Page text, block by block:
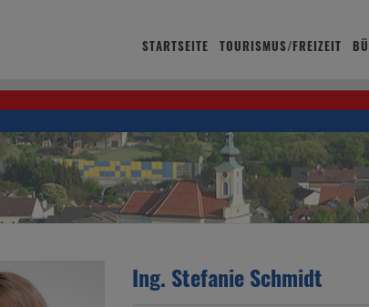
STARTSEITE TOURISMUS/FREIZEIT
Ing. Stefanie Schmidt